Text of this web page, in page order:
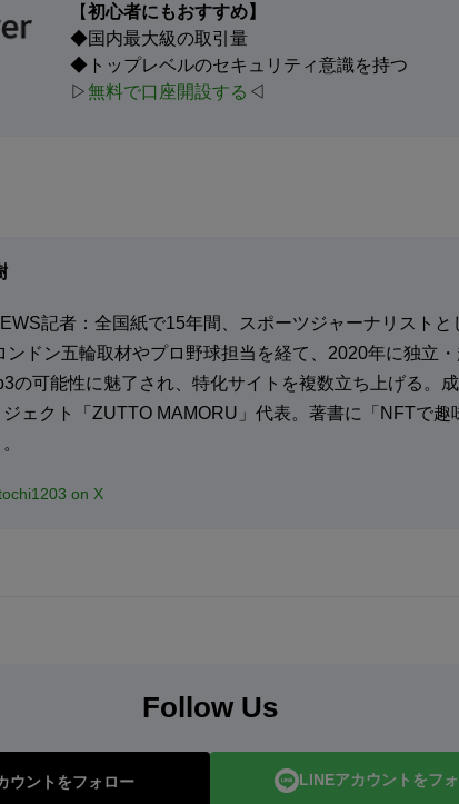
【初心者にもおすすめ】
◆国内最大級の取引量
◆トップレベルのセキュリティ意識を持つ
▷無料で口座開設する ◁
記者：全国紙で15年間、スポーツジャーナリストと
ンドン五輪取材やプロ野球担当を経て、2020年に独立
の可能性に魅了され、特化サイトを複数立ち上げる。
ジェクト「ZUTTO MAMORU」代表。著書に「NFTで趣
on X
Follow Us
ウントをフォロー LINEアカウントをフ